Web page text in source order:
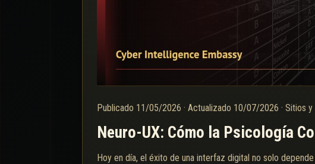
Publicado 11/05/2026 · Actualizado 10/07/2026 · Sitios y
Neuro-UX: Cómo la Psicología
Hoy en día, el éxito de una interfaz digital no solo